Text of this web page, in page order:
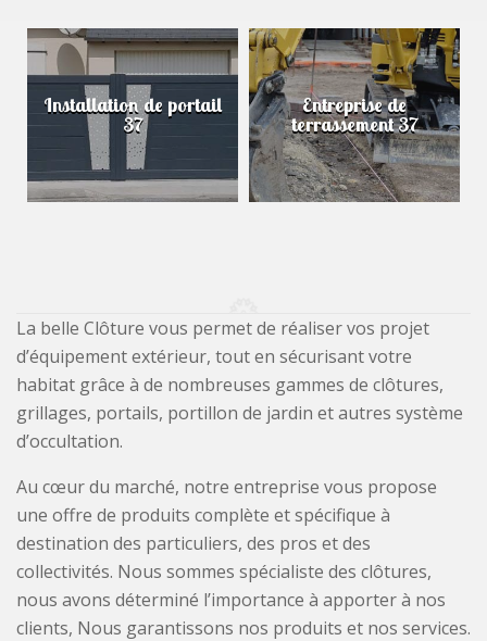
Installation de portail
37
Entreprise de
terrassement 37
La belle Clôture vous permet de réaliser vos projet
d’équipement extérieur, tout en sécurisant votre
habitat grâce à de nombreuses gammes de clôtures,
grillages, portails, portillon de jardin et autres système
d’occultation.
Au cœur du marché, notre entreprise vous propose
une offre de produits complète et spécifique à
destination des particuliers, des pros et des
collectivités. Nous sommes spécialiste des clôtures,
nous avons déterminé l’importance à apporter à nos
clients, Nous garantissons nos produits et nos services.